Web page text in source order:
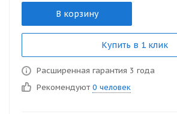
В корзину
Купить в 1 клик
Расширенная гарантия 3 года
Рекомендуют 0 человек